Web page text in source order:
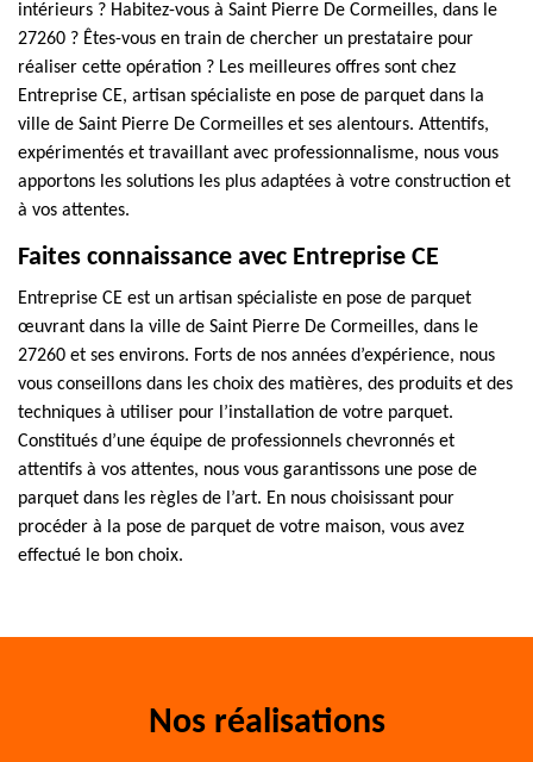
intérieurs ? Habitez-vous à Saint Pierre De Cormeilles, dans le
27260 ? Êtes-vous en train de chercher un prestataire pour
réaliser cette opération ? Les meilleures offres sont chez
Entreprise CE, artisan spécialiste en pose de parquet dans la
ville de Saint Pierre De Cormeilles et ses alentours. Attentifs,
expérimentés et travaillant avec professionnalisme, nous vous
apportons les solutions les plus adaptées à votre construction et
à vos attentes.
Faites connaissance avec Entreprise CE
Entreprise CE est un artisan spécialiste en pose de parquet
œuvrant dans la ville de Saint Pierre De Cormeilles, dans le
27260 et ses environs. Forts de nos années d’expérience, nous
vous conseillons dans les choix des matières, des produits et des
techniques à utiliser pour l’installation de votre parquet.
Constitués d’une équipe de professionnels chevronnés et
attentifs à vos attentes, nous vous garantissons une pose de
parquet dans les règles de l’art. En nous choisissant pour
procéder à la pose de parquet de votre maison, vous avez
effectué le bon choix.
Nos réalisations